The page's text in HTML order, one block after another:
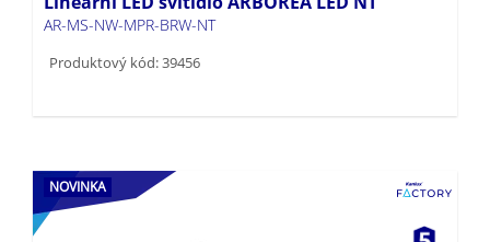
AR-MS-NW-MPR-BRW-NT
Produktový kód: 39456
NOVINKA